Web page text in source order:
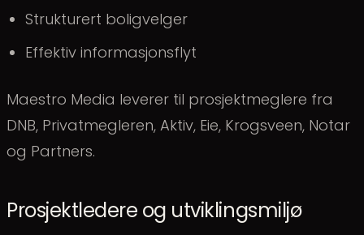
Strukturert boligvelger
Effektiv informasjonsflyt
Maestro Media leverer til prosjektmeglere fra
DNB, Privatmegleren, Aktiv, Eie, Krogsveen, Notar
og Partners.
Prosjektledere og utviklingsmiljø